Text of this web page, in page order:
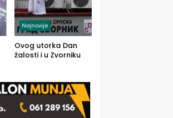
Najnovije
Ovog utorka Dan
žalosti i u Zvorniku